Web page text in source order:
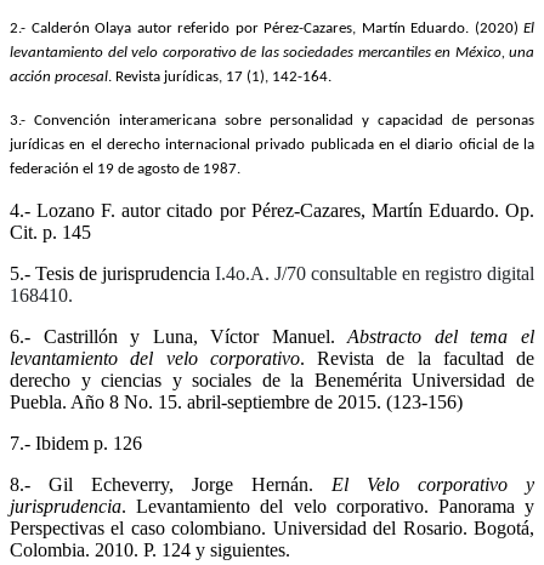
2.- Calderón Olaya autor referido por Pérez-Cazares, Martín Eduardo. (2020) El
levantamiento del velo corporativo de las sociedades mercantiles en México, una
acción procesal. Revista jurídicas, 17 (1), 142-164.
3.- Convención interamericana sobre personalidad y capacidad de personas
jurídicas en el derecho internacional privado publicada en el diario oficial de la
federación el 19 de agosto de 1987.
4.- Lozano F. autor citado por Pérez-Cazares, Martín Eduardo. Op.
Cit. p. 145
5.- Tesis de jurisprudencia I.4o.A. J/70 consultable en registro digital
168410.
6.- Castrillón y Luna, Víctor Manuel.Abstracto del tema el
levantamiento del velo corporativo. Revista de la facultad de
derecho y ciencias y sociales de la Benemérita Universidad de
Puebla. Año 8 No. 15. abril-septiembre de 2015. (123-156)
7.- Ibidem p. 126
8.- Gil Echeverry, Jorge Hernán. El Velo corporativo y
jurisprudencia. Levantamiento del velo corporativo. Panorama y
Perspectivas el caso colombiano. Universidad del Rosario. Bogotá,
Colombia. 2010. P. 124 y siguientes.